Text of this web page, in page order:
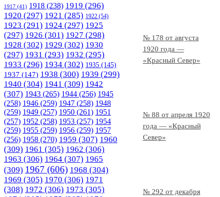
№ 178 от августа
1920 года —
«Красный Север»
№ 88 от апреля 1920
года — «Красный
Север»
№ 292 от декабря
1917 (41) 1918 (238) 1919 (296)
1920 (297) 1921 (285) 1922 (54)
1923 (291) 1924 (297) 1925
(297) 1926 (301) 1927 (298)
1928 (302) 1929 (302) 1930
(297) 1931 (293) 1932 (295)
1933 (296) 1934 (302) 1935 (145)
1937 (147) 1938 (300) 1939 (299)
1940 (304) 1941 (309) 1942
(307) 1943 (265) 1944 (256) 1945
(258) 1946 (259) 1947 (258) 1948
(259) 1949 (257) 1950 (261) 1951
(257) 1952 (258) 1953 (257) 1954
(259) 1955 (259) 1956 (259) 1957
(256) 1958 (270) 1959 (307) 1960
(309) 1961 (305) 1962 (306)
1963 (306) 1964 (307) 1965
(309) 1967 (606) 1968 (304)
1969 (305) 1970 (306) 1971
(308) 1972 (306) 1973 (305)